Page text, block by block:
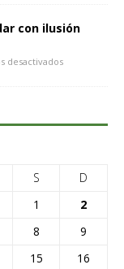
con ilusión
desactivados
S
D
1
2
8
9
15
16